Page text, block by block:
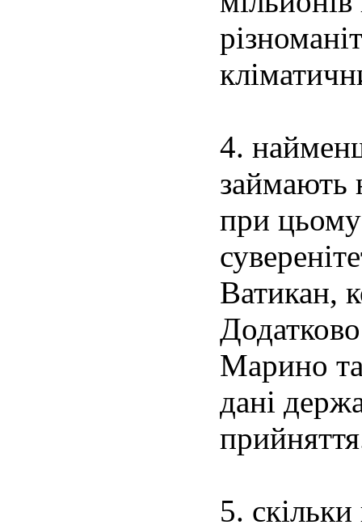
4.
займають
при
Ватикан,
Марино
дані
5.